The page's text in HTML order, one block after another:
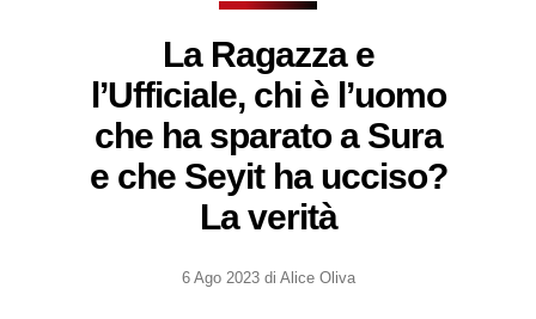
La Ragazza e
l’Ufficiale, chi è l’uomo
che ha sparato a Sura
e che Seyit ha ucciso?
La verità
6 Ago 2023 di Alice Oliva